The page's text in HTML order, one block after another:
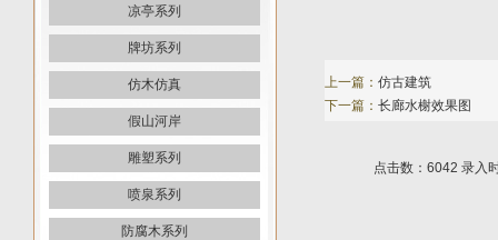
凉亭系列
牌坊系列
仿木仿真
假山河岸
雕塑系列
喷泉系列
防腐木系列
上一篇： 仿古建筑
下一篇： 长廊水榭效果图
点击数：6042 录入